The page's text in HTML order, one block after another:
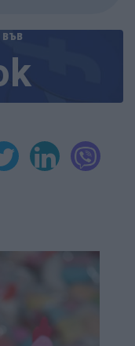
ВЪВ